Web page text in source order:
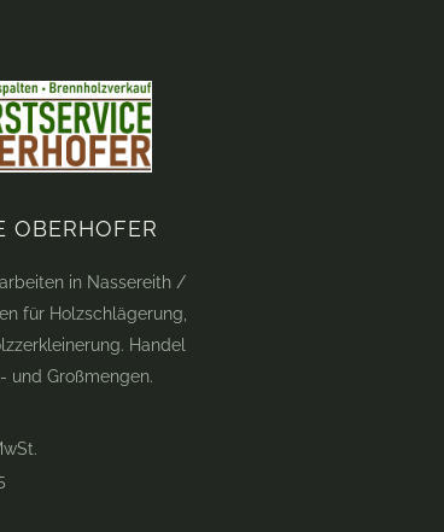
OBERHOFER
in Nassereith /
für Holzschlägerung,
Handel
und Großmengen.